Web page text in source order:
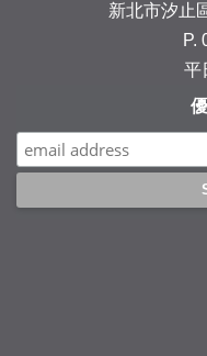
新北市汐止
P.
平